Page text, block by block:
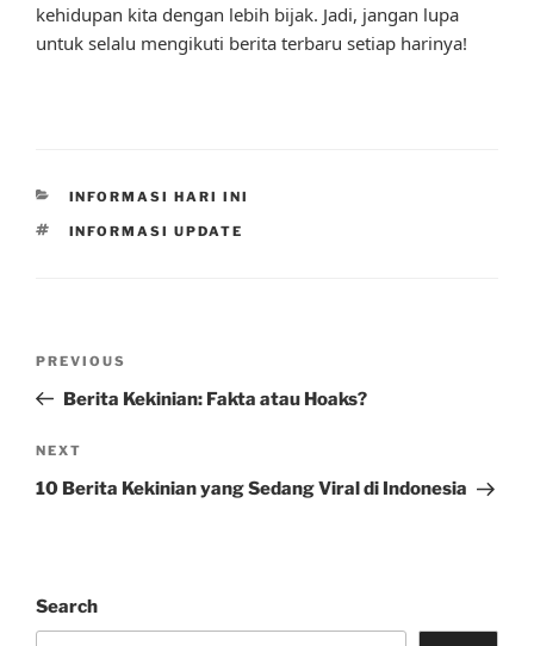
kehidupan kita dengan lebih bijak. Jadi, jangan lupa
untuk selalu mengikuti berita terbaru setiap harinya!
CATEGORIES
INFORMASI HARI INI
TAGS
INFORMASI UPDATE
Previous
Post
PREVIOUS
Berita Kekinian: Fakta atau Hoaks?
Next
Post
NEXT
10 Berita Kekinian yang Sedang Viral di Indonesia
Search